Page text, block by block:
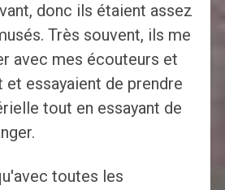
donc ils étaient assez
Très souvent, ils me
avec mes écouteurs et
et essayaient de prendre
tout en essayant de
toutes les